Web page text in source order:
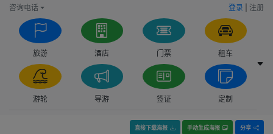
咨询电话 登录 注册
旅游 酒店 门票 租车
游轮 导游 签证 定制
直接下载海报 手动生成海报 分享